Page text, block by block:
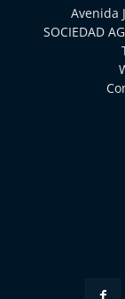
Avenida
SOCIEDAD